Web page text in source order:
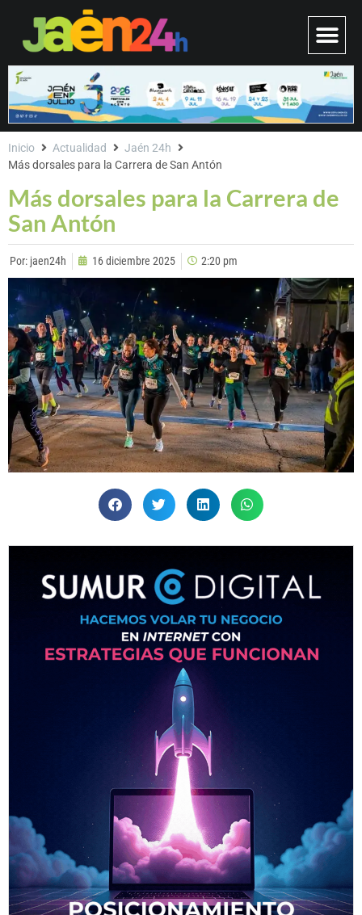
Más dorsales para la Carrera de
San Antón
Inicio Actualidad
Jaén 24h
Más dorsales para la Carrera de San Antón
Por: jaen24h 16 diciembre 2025 2:20 pm